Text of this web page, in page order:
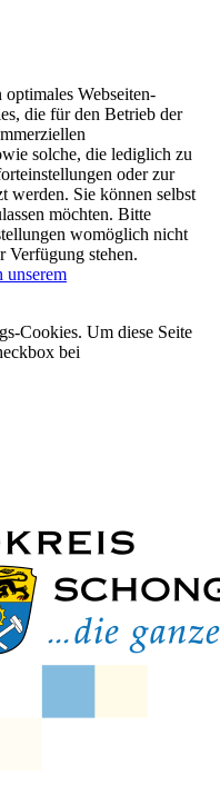
Webseiten-
die für den Betrieb der
solche, die lediglich zu
oder zur
werden. Sie können selbst
möchten. Bitte
womöglich nicht
Verfügung stehen.
Cookies. Um diese Seite
bei